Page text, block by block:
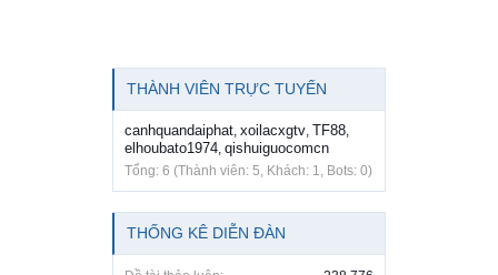
THÀNH VIÊN TRỰC TUYẾN
canhquandaiphat, xoilacxgtv, TF88,
elhoubato1974, qishuiguocomcn
Tổng: 6 (Thành viên: 5, Khách: 1, Bots: 0)
THỐNG KÊ DIỄN ĐÀN